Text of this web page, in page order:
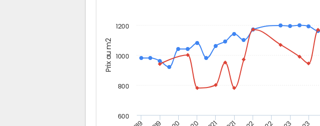
Prix au m2
800
1000
1200
600